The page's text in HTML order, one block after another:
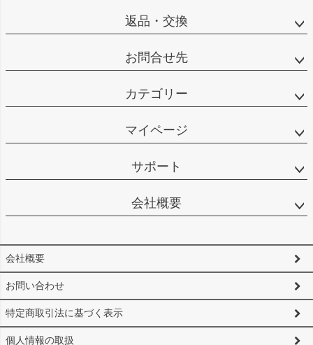
返品・交換
お問合せ先
カテゴリー
マイページ
サポート
会社概要
会社概要
お問い合わせ
特定商取引法に基づく表示
個人情報の取扱